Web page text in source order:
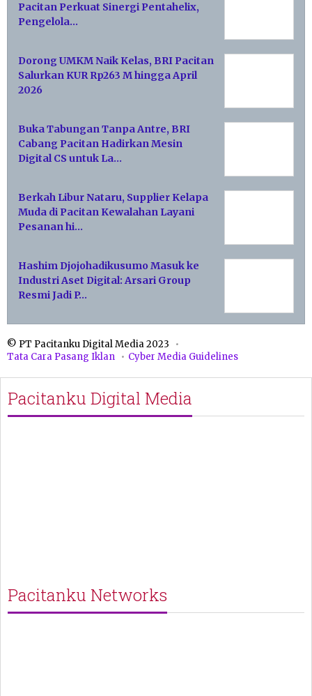
Pacitan Perkuat Sinergi Pentahelix,
Pengelola…
Dorong UMKM Naik Kelas, BRI Pacitan
Salurkan KUR Rp263 M hingga April
2026
Buka Tabungan Tanpa Antre, BRI
Cabang Pacitan Hadirkan Mesin
Digital CS untuk La…
Berkah Libur Nataru, Supplier Kelapa
Muda di Pacitan Kewalahan Layani
Pesanan hi…
Hashim Djojohadikusumo Masuk ke
Industri Aset Digital: Arsari Group
Resmi Jadi P…
© PT Pacitanku Digital Media 2023
Tata Cara Pasang Iklan
Cyber Media Guidelines
Pacitanku Digital Media
Pacitanku Networks